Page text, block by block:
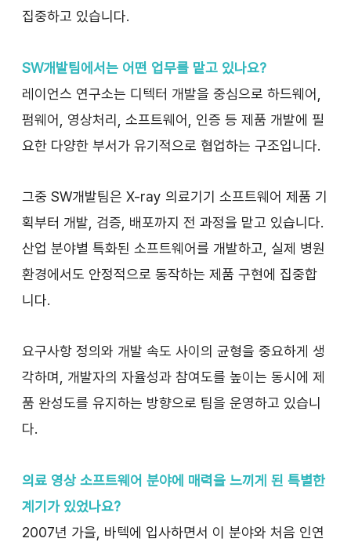
집중하고 있습니다.
SW개발팀에서는 어떤 업무를 맡고 있나요?
레이언스 연구소는 디텍터 개발을 중심으로 하드웨어,
펌웨어, 영상처리, 소프트웨어, 인증 등 제품 개발에 필
요한 다양한 부서가 유기적으로 협업하는 구조입니다.
그중 SW개발팀은 X-ray 의료기기 소프트웨어 제품 기
획부터 개발, 검증, 배포까지 전 과정을 맡고 있습니다.
산업 분야별 특화된 소프트웨어를 개발하고, 실제 병원
환경에서도 안정적으로 동작하는 제품 구현에 집중합
니다.
요구사항 정의와 개발 속도 사이의 균형을 중요하게 생
각하며, 개발자의 자율성과 참여도를 높이는 동시에 제
품 완성도를 유지하는 방향으로 팀을 운영하고 있습니
다.
의료 영상 소프트웨어 분야에 매력을 느끼게 된 특별한
계기가 있었나요?
2007년 가을, 바텍에 입사하면서 이 분야와 처음 인연